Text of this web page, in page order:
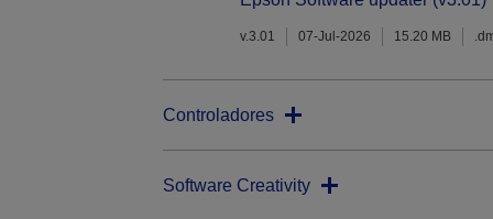
v.3.01 07-Jul-2026 15.20 MB
Controladores
Software Creativity